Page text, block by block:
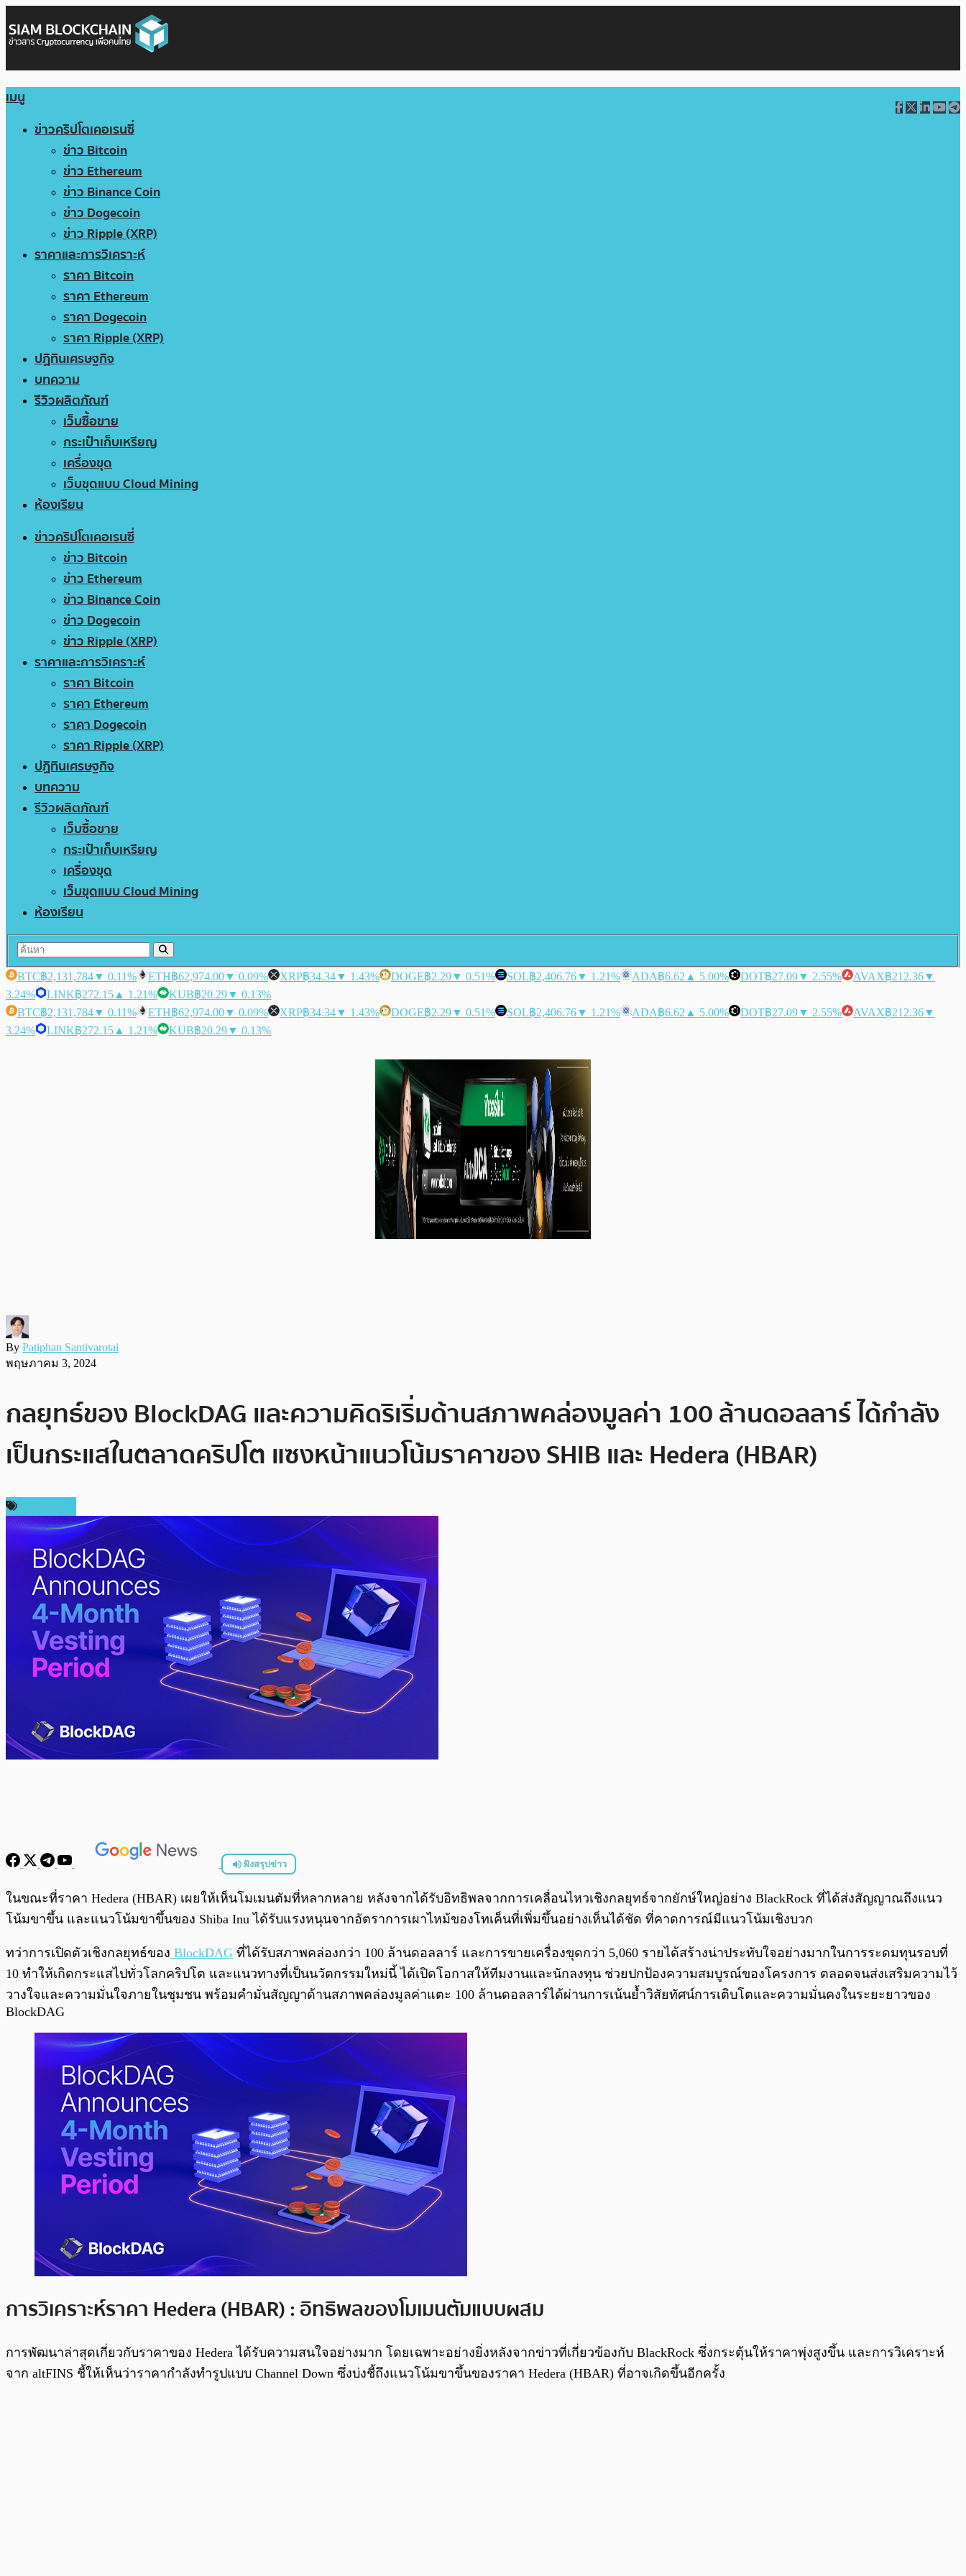
เมนู
ข่าวคริปโตเคอเรนซี่
ข่าว Bitcoin
ข่าว Ethereum
ข่าว Binance Coin
ข่าว Dogecoin
ข่าว Ripple (XRP)
ราคาและการวิเคราะห์
ราคา Bitcoin
ราคา Ethereum
ราคา Dogecoin
ราคา Ripple (XRP)
ปฏิทินเศรษฐกิจ
บทความ
รีวิวผลิตภัณฑ์
เว็บซื้อขาย
กระเป๋าเก็บเหรียญ
เครื่องขุด
เว็บขุดแบบ Cloud Mining
ห้องเรียน
ข่าวคริปโตเคอเรนซี่
ข่าว Bitcoin
ข่าว Ethereum
ข่าว Binance Coin
ข่าว Dogecoin
ข่าว Ripple (XRP)
ราคาและการวิเคราะห์
ราคา Bitcoin
ราคา Ethereum
ราคา Dogecoin
ราคา Ripple (XRP)
ปฏิทินเศรษฐกิจ
บทความ
รีวิวผลิตภัณฑ์
เว็บซื้อขาย
กระเป๋าเก็บเหรียญ
เครื่องขุด
เว็บขุดแบบ Cloud Mining
ห้องเรียน
BTC฿2,131,784▼ 0.11% ETH฿62,974.00▼ 0.09% XRP฿34.34▼ 1.43% DOGE฿2.29▼ 0.51% SOL฿2,406.76▼ 1.21% ADA฿6.62 ▲ 5.00% DOT฿27.09▼ 2.55% AVAX฿212.36▼
3.24%
LINK฿272.15 ▲ 1.21% KUB฿20.29▼ 0.13%
BTC฿2,131,784▼ 0.11% ETH฿62,974.00▼ 0.09% XRP฿34.34▼ 1.43% DOGE฿2.29▼ 0.51% SOL฿2,406.76▼ 1.21% ADA฿6.62 ▲ 5.00% DOT฿27.09▼ 2.55% AVAX฿212.36▼
3.24%
LINK฿272.15 ▲ 1.21% KUB฿20.29▼ 0.13%
By Patiphan Santivarotai
พฤษภาคม 3, 2024
กลยุทธ์ของ BlockDAG และความคิดริเริ่มด้านสภาพคล่องมูลค่า 100 ล้านดอลลาร์ ได้กำลัง
เป็นกระแสในตลาดคริปโต แซงหน้าแนวโน้มราคาของ SHIB และ Hedera (HBAR)
ฟังสรุปข่าว
พร้อมเล่น 0:00
ในขณะที่ราคา Hedera (HBAR) เผยให้เห็นโมเมนตัมที่หลากหลาย หลังจากได้รับอิทธิพลจากการเคลื่อนไหวเชิงกลยุทธ์จากยักษ์ใหญ่อย่าง BlackRock ที่ได้ส่งสัญญาณถึงแนว
โน้มขาขึ้น และแนวโน้มขาขึ้นของ Shiba Inu ได้รับแรงหนุนจากอัตราการเผาไหม้ของโทเค็นที่เพิ่มขึ้นอย่างเห็นได้ชัด ที่คาดการณ์มีแนวโน้มเชิงบวก
ทว่าการเปิดตัวเชิงกลยุทธ์ของ BlockDAG ที่ได้รับสภาพคล่องกว่า 100 ล้านดอลลาร์ และการขายเครื่องขุดกว่า 5,060 รายได้สร้างน่าประทับใจอย่างมากในการระดมทุนรอบที่
10 ทำให้เกิดกระแสไปทั่วโลกคริปโต และแนวทางที่เป็นนวัตกรรมใหม่นี้ ได้เปิดโอกาสให้ทีมงานและนักลงทุน ช่วยปกป้องความสมบูรณ์ของโครงการ ตลอดจนส่งเสริมความไว้
วางใจและความมั่นใจภายในชุมชน พร้อมคำมั่นสัญญาด้านสภาพคล่องมูลค่าแตะ 100 ล้านดอลลาร์ได้ผ่านการเน้นย้ำวิสัยทัศน์การเติบโตและความมั่นคงในระยะยาวของ
BlockDAG
การวิเคราะห์ราคา Hedera (HBAR) : อิทธิพลของโมเมนตัมแบบผสม
การพัฒนาล่าสุดเกี่ยวกับราคาของ Hedera ได้รับความสนใจอย่างมาก โดยเฉพาะอย่างยิ่งหลังจากข่าวที่เกี่ยวข้องกับ BlackRock ซึ่งกระตุ้นให้ราคาพุ่งสูงขึ้น และการวิเคราะห์
จาก altFINS ชี้ให้เห็นว่าราคากำลังทำรูปแบบ Channel Down ซึ่งบ่งชี้ถึงแนวโน้มขาขึ้นของราคา Hedera (HBAR) ที่อาจเกิดขึ้นอีกครั้ง